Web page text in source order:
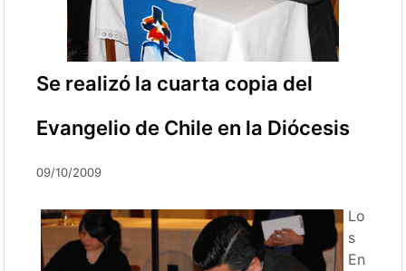
Se realizó la cuarta copia del
Evangelio de Chile en la Diócesis
09/10/2009
Lo
s
En